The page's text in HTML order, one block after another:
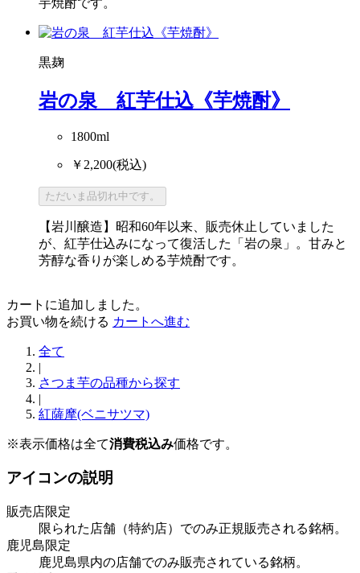
芋焼酎です。
黒麹
岩の泉 紅芋仕込《芋焼酎》
1800ml
￥2,200(税込)
ただいま品切れ中です。
【岩川醸造】昭和60年以来、販売休止していました
が、紅芋仕込みになって復活した「岩の泉」。甘みと
芳醇な香りが楽しめる芋焼酎です。
カートに追加しました。
お買い物を続ける カートへ進む
全て
さつま芋の品種から探す
紅薩摩(ベニサツマ)
※表示価格は全て消費税込み価格です。
アイコンの説明
販売店限定
限られた店舗（特約店）でのみ正規販売される銘柄。
鹿児島限定
鹿児島県内の店舗でのみ販売されている銘柄。